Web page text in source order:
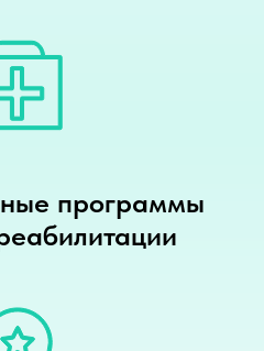
программы